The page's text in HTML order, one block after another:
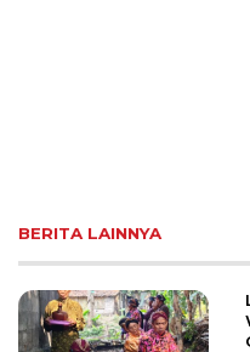
BERITA LAINNYA